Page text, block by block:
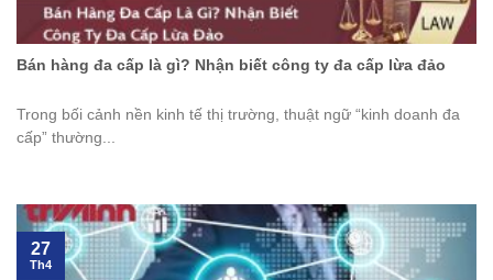
Bán hàng đa cấp là gì? Nhận biết công ty đa cấp lừa đảo
Trong bối cảnh nền kinh tế thị trường, thuật ngữ “kinh doanh đa
cấp” thường...
27
Th4